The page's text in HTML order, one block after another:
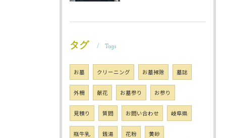
タグ Tags
お墓 クリーニング お墓掃除 墓誌
外柵 献花 お墓参り お参り
見積り 質問 お問い合わせ 岐阜県
瓶牛乳 銭湯 花粉 黄砂